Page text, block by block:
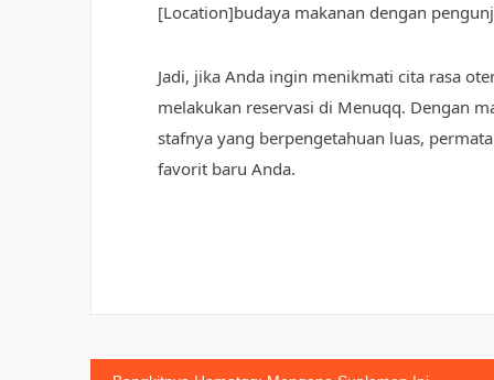
[Location]budaya makanan dengan
Jadi, jika Anda ingin menikmati cita rasa
melakukan reservasi di Menuqq. Dengan
stafnya yang berpengetahuan luas,
favorit baru Anda.